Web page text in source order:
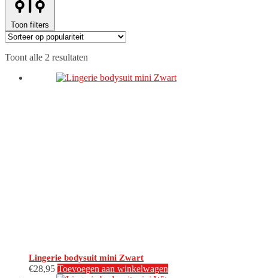
Toon filters
Toont alle 2 resultaten
populariteit
Lingerie bodysuit mini Zwart
€28,95 Toevoegen aan winkelwagen